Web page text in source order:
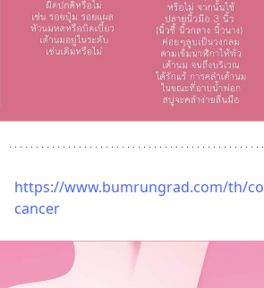
https://www.bumrungrad.com/th/
cancer